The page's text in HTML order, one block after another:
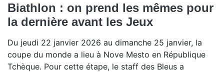
Biathlon : on prend les mêmes pour
la dernière avant les Jeux
Du jeudi 22 janvier 2026 au dimanche 25 janvier, la
coupe du monde a lieu à Nove Mesto en République
Tchèque. Pour cette étape, le staff des Bleus a